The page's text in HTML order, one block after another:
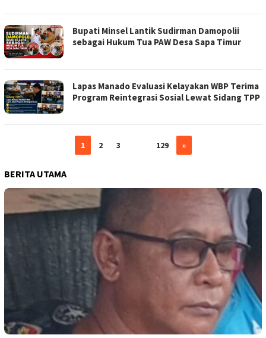
Bupati Minsel Lantik Sudirman Damopolii
sebagai Hukum Tua PAW Desa Sapa Timur
Lapas Manado Evaluasi Kelayakan WBP Terima
Program Reintegrasi Sosial Lewat Sidang TPP
1 2 3 129 »
BERITA UTAMA